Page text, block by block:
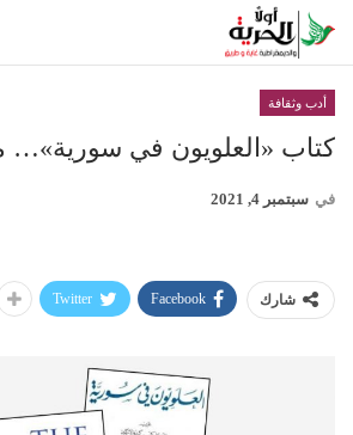
أدب وثقافة
كتاب «العلويون في سورية»…
في سبتمبر 4, 2021
شارك Facebook
Twitter